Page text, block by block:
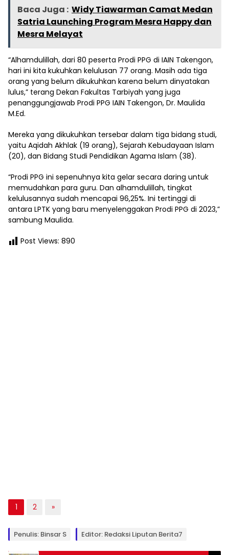
Baca Juga : Widy Tiawarman Camat Medan
Satria Launching Program Mesra Happy dan
Mesra Melayat
“Alhamdulillah, dari 80 peserta Prodi PPG di IAIN Takengon,
hari ini kita kukuhkan kelulusan 77 orang. Masih ada tiga
orang yang belum dikukuhkan karena belum dinyatakan
lulus,” terang Dekan Fakultas Tarbiyah yang juga
penanggungjawab Prodi PPG IAIN Takengon, Dr. Maulida
M.Ed.
Mereka yang dikukuhkan tersebar dalam tiga bidang studi,
yaitu Aqidah Akhlak (19 orang), Sejarah Kebudayaan Islam
(20), dan Bidang Studi Pendidikan Agama Islam (38).
“Prodi PPG ini sepenuhnya kita gelar secara daring untuk
memudahkan para guru. Dan alhamdulillah, tingkat
kelulusannya sudah mencapai 96,25%. Ini tertinggi di
antara LPTK yang baru menyelenggakan Prodi PPG di 2023,”
sambung Maulida.
Post Views: 890
1 2 »
Penulis: Binsar S Editor: Redaksi Liputan Berita7